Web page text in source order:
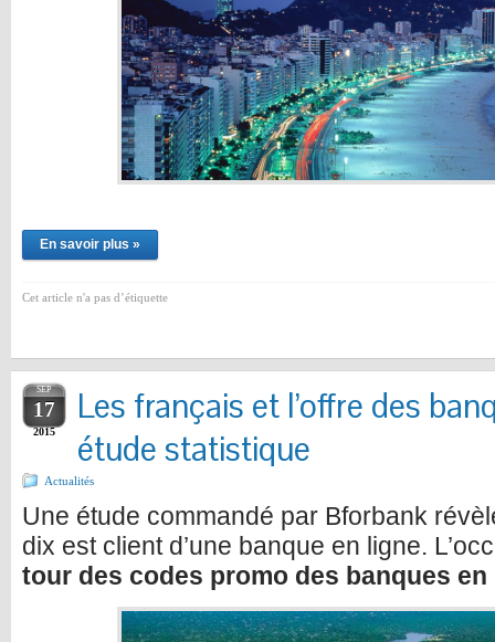
En savoir plus »
Cet article n'a pas d’étiquette
SEP
17
2015
Les français et l’offre des
étude statistique
Actualités
Une étude commandé par Bforbank
dix est client d’une banque en ligne.
tour des codes promo des banques en